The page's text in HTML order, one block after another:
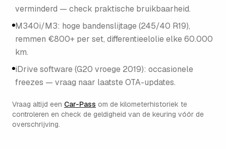
verminderd — check praktische bruikbaarheid.
M340i/M3: hoge bandenslijtage (245/40 R19),
remmen €800+ per set, differentieelolie elke 60.000
km.
iDrive software (G20 vroege 2019): occasionele
freezes — vraag naar laatste OTA-updates.
Vraag altijd een Car-Pass om de kilometerhistoriek te
controleren en check de geldigheid van de keuring vóór de
overschrijving.